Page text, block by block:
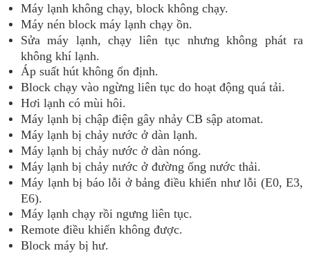
Máy lạnh không chạy, block không chạy.
Máy nén block máy lạnh chạy ồn.
Sửa máy lạnh, chạy liên tục nhưng không phát ra
không khí lạnh.
Áp suất hút không ổn định.
Block chạy vào ngừng liên tục do hoạt động quá tải.
Hơi lạnh có mùi hôi.
Máy lạnh bị chập điện gây nhảy CB sập atomat.
Máy lạnh bị chảy nước ở dàn lạnh.
Máy lạnh bị chảy nước ở dàn nóng.
Máy lạnh bị chảy nước ở đường ống nước thải.
Máy lạnh bị báo lỗi ở bảng điều khiển như lỗi (E0, E3,
E6).
Máy lạnh chạy rồi ngưng liên tục.
Remote điều khiển không được.
Block máy bị hư.